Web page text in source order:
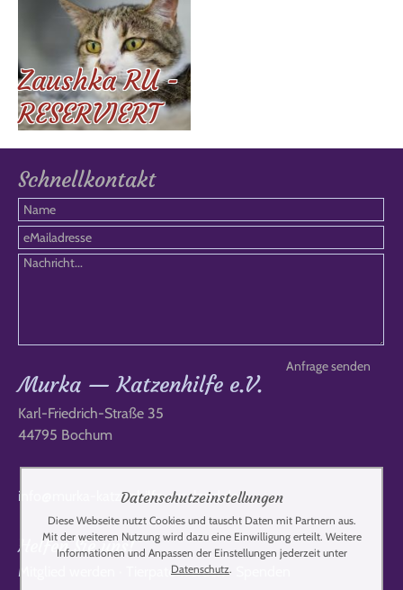
Zaushka RU -
RESERVIERT
Schnellkontakt
Murka — Katzenhilfe e.V.
Karl-Friedrich-Straße 35
44795 Bochum
info@murka-katzenhilfe-russland.de
Helfen Sie uns!
Mitglied werden Tierpate werden·
Datenschutzeinstellungen
Diese Webseite nutzt Cookies und tauscht Daten mit Partnern aus.
Mit der weiteren Nutzung wird dazu eine Einwilligung erteilt. Weitere
Informationen und Anpassen der Einstellungen jederzeit unter
Datenschutz.